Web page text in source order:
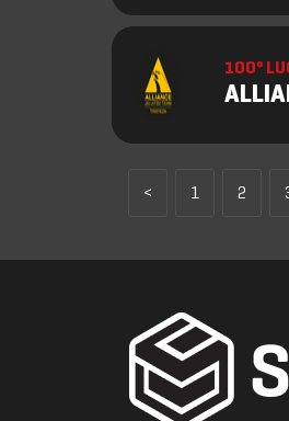
100º
< 1 2